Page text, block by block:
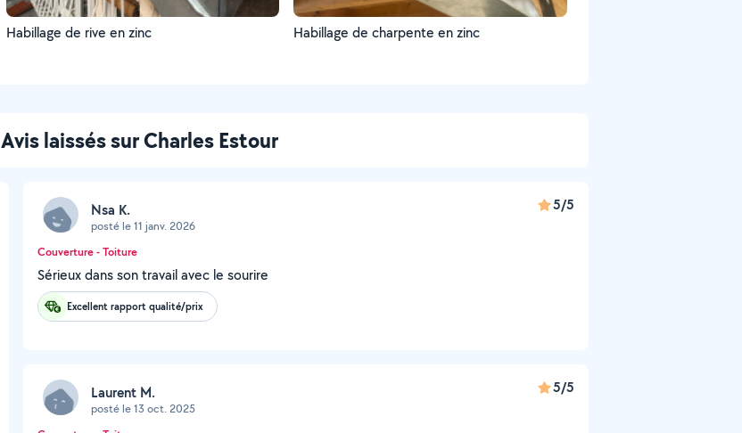
Habillage de rive en zinc Habillage de charpente en zinc
Avis laissés sur Charles Estour
Nsa K.
posté le 11 janv. 2026
5/5
Couverture - Toiture
Sérieux dans son travail avec le sourire
Excellent rapport qualité/prix
Laurent M.
posté le 13 oct. 2025
5/5